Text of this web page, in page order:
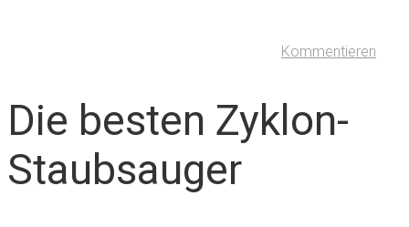
Kommentieren
Die besten Zyklon-
Staubsauger